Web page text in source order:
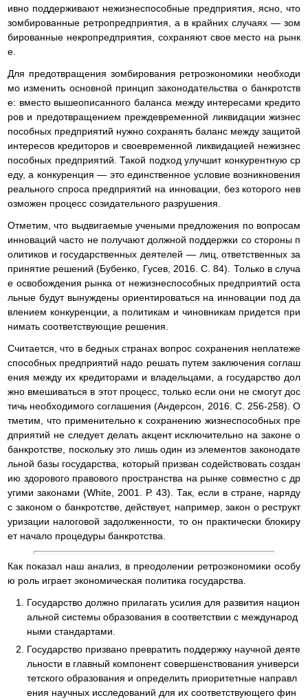
ивно поддерживают нежизнеспособные предприятия, ясно, что
зомбированные ретропредприятия, а в крайних случаях — зом
бированные некропредприятия, сохраняют свое место на рынк
е.
Для предотвращения зомбирования ретроэкономики необходи
мо изменить основной принцип законодательства о банкротств
е: вместо вышеописанного баланса между интересами кредито
ров и предотвращением преждевременной ликвидации жизнес
пособных предприятий нужно сохранять баланс между защитой
интересов кредиторов и своевременной ликвидацией нежизнес
пособных предприятий. Такой подход улучшит конкурентную ср
еду, а конкуренция — это единственное условие возникновения
реального спроса предприятий на инновации, без которого нев
озможен процесс созидательного разрушения.
Отметим, что выдвигаемые учеными предложения по вопросам
инноваций часто не получают должной поддержки со стороны п
олитиков и государственных деятелей — лиц, ответственных за
принятие решений (Бубенко, Гусев, 2016. С. 84). Только в случа
е освобождения рынка от нежизнеспособных предприятий оста
льные будут вынуждены ориентироваться на инновации под да
влением конкуренции, а политикам и чиновникам придется при
нимать соответствующие решения.
Считается, что в бедных странах вопрос сохранения неплатеже
способных предприятий надо решать путем заключения соглаш
ения между их кредиторами и владельцами, а государство дол
жно вмешиваться в этот процесс, только если они не смогут дос
тичь необходимого соглашения (Андерсон, 2016. С. 256-258). О
тметим, что применительно к сохранению жизнеспособных пре
дприятий не следует делать акцент исключительно на законе о
банкротстве, поскольку это лишь один из элементов законодате
льной базы государства, который призван содействовать создан
ию здорового правового пространства на рынке совместно с др
угими законами (White, 2001. Р. 43). Так, если в стране, наряду
с законом о банкротстве, действует, например, закон о реструкт
уризации налоговой задолженности, то он практически блокиру
ет начало процедуры банкротства.
Как показал наш анализ, в преодолении ретроэкономики особу
ю роль играет экономическая политика государства.
Государство должно прилагать усилия для развития национ
альной системы образования в соответствии с международ
ными стандартами.
Государство призвано превратить поддержку научной деяте
льности в главный компонент совершенствования универси
тетского образования и определить приоритетные направл
ения научных исследований для их соответствующего фин